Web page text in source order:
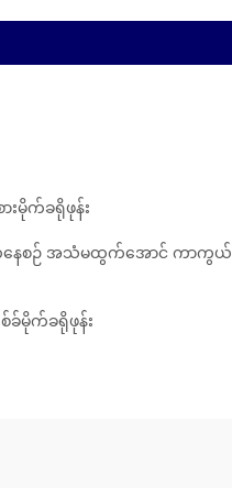
းမိုက်ခရိုဖုန်း
ေစဉ် အသံမထွက်အောင် ကာကွယ်
ခ်မိုက်ခရိုဖုန်း